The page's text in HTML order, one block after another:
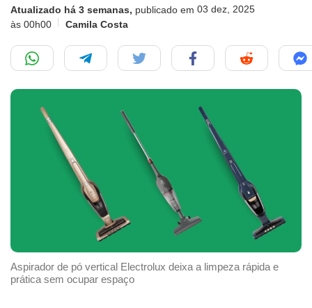
Atualizado há 3 semanas, publicado em 03 dez, 2025
às 00h00
Camila Costa
Aspirador de pó vertical Electrolux deixa a limpeza rápida e
prática sem ocupar espaço